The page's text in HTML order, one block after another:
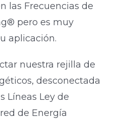
las Frecuencias de
pero es muy
aplicación.
nuestra rejilla de
desconectada
Líneas Ley de
de Energía